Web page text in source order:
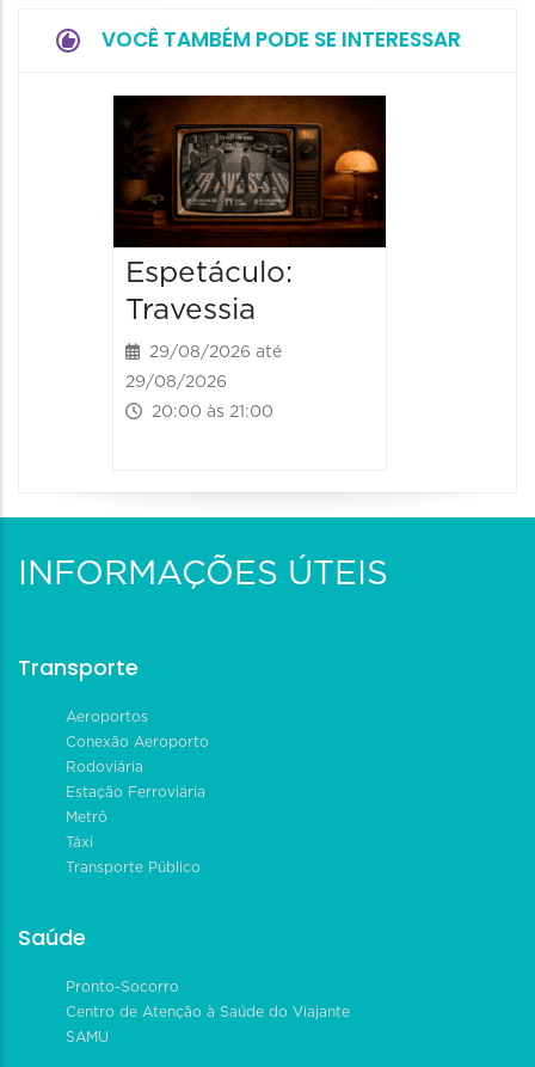
VOCÊ TAMBÉM PODE SE INTERESSAR
Espetáculo:
Travessia
29/08/2026 até
29/08/2026
20:00 às 21:00
INFORMAÇÕES ÚTEIS
Transporte
Aeroportos
Conexão Aeroporto
Rodoviária
Estação Ferroviária
Metrô
Táxi
Transporte Público
Saúde
Pronto-Socorro
Centro de Atenção à Saúde do Viajante
SAMU